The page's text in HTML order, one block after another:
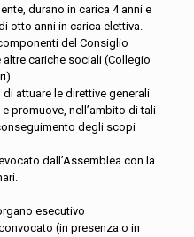
durano in carica 4 anni e
otto anni in carica elettiva.
del Consiglio
cariche sociali (Collegio
attuare le direttive generali
promuove, nell’ambito di tali
degli scopi
dall’Assemblea con la
esecutivo
(in presenza o in